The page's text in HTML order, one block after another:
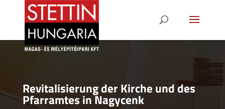
Revitalisierung der Kirche und des
Pfarramtes in Nagycenk